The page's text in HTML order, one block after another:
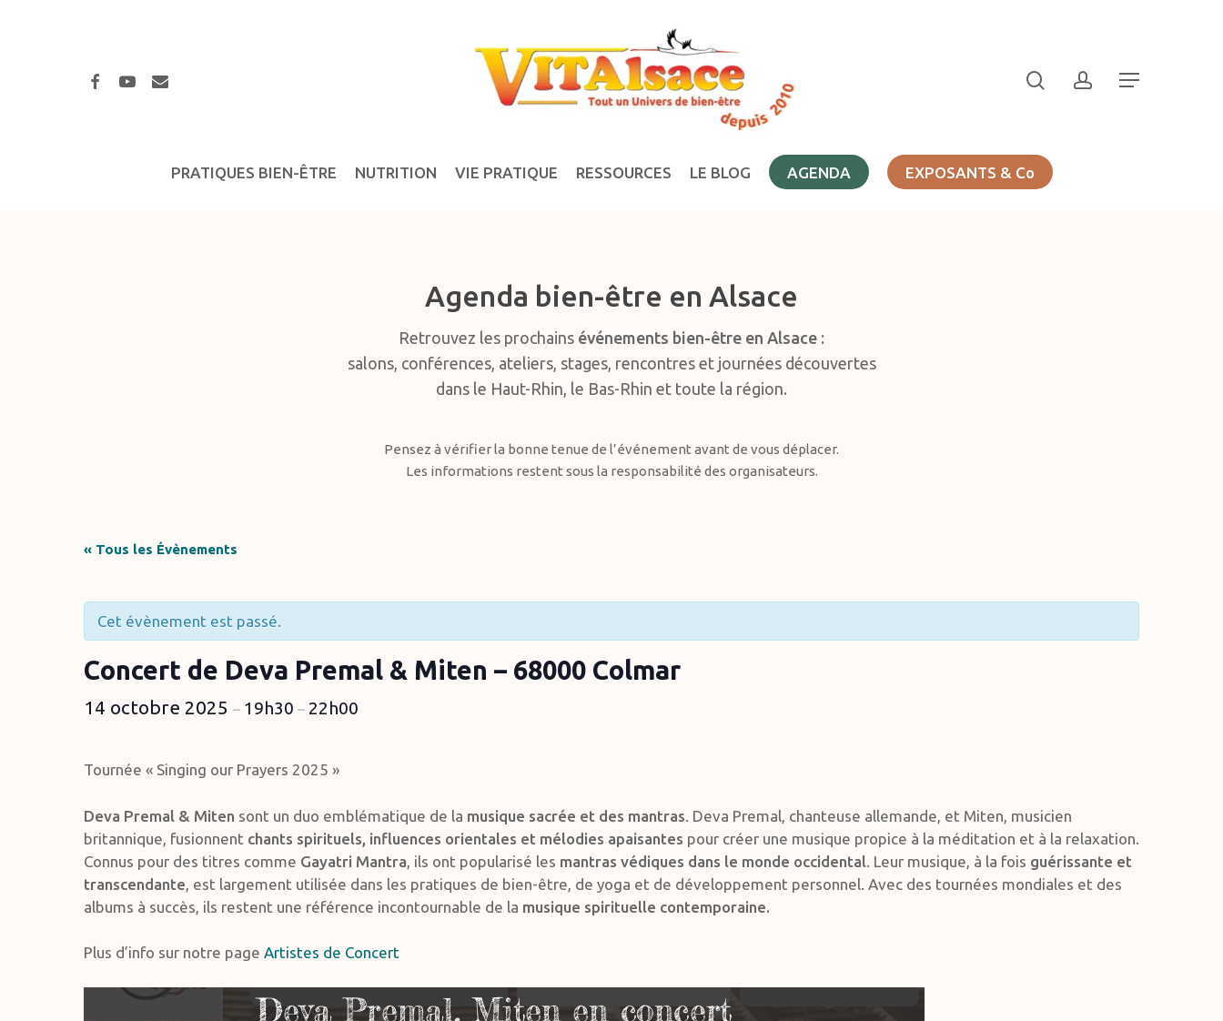
facebookyoutube
email Menu
PRATIQUES BIEN-ÊTRE NUTRITION VIE PRATIQUE RESSOURCES LE BLOG AGENDA EXPOSANTS & Co
Agenda bien-être en Alsace
Retrouvez les prochains événements bien-être en Alsace :
salons, conférences, ateliers, stages, rencontres et journées découvertes
dans le Haut-Rhin, le Bas-Rhin et toute la région.
Pensez à vérifier la bonne tenue de l’événement avant de vous déplacer.
Les informations restent sous la responsabilité des organisateurs.
« Tous les Évènements
Cet évènement est passé.
Concert de Deva Premal & Miten – 68000 Colmar
14 octobre 2025 – 19h30 – 22h00
Tournée « Singing our Prayers 2025 »
Deva Premal & Miten sont un duo emblématique de la musique sacrée et des mantras . Deva Premal, chanteuse allemande, et Miten, musicien
britannique, fusionnent chants spirituels, influences orientales et mélodies apaisantes pour créer une musique propice à la méditation et à la relaxation.
Connus pour des titres comme Gayatri Mantra , ils ont popularisé les mantras védiques dans le monde occidental . Leur musique, à la fois guérissante et
transcendante , est largement utilisée dans les pratiques de bien-être, de yoga et de développement personnel. Avec des tournées mondiales et des
albums à succès, ils restent une référence incontournable de la musique spirituelle contemporaine.
Plus d’info sur notre page Artistes de Concert